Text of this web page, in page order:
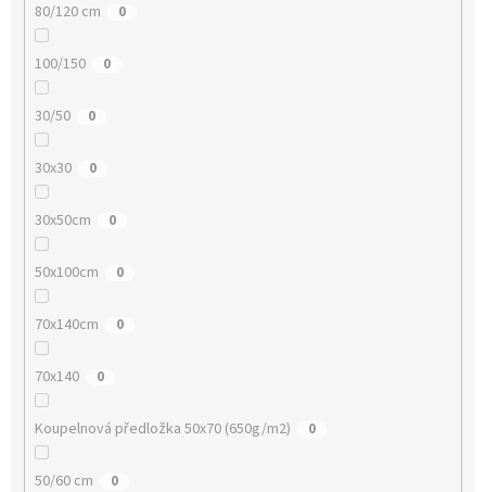
80/120 cm 0
100/150 0
30/50 0
30x30 0
30x50cm 0
50x100cm 0
70x140cm 0
70x140 0
Koupelnová předložka 50x70 (650g/m2) 0
50/60 cm 0